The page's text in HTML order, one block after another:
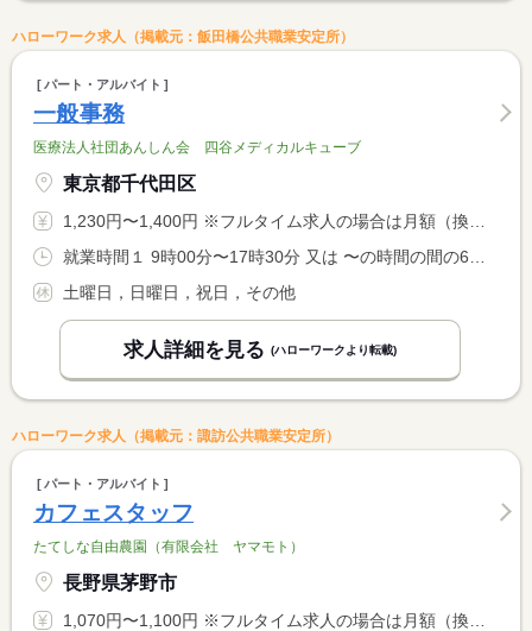
ハローワーク求人（掲載元：飯田橋公共職業安定所）
パート・アルバイト
一般事務
医療法人社団あんしん会 四谷メディカルキューブ
東京都千代田区
1,230円〜1,400円 ※フルタイム求人の場合は月額（換算額）、パート求人の場合は時間額を表示しています。
土曜日，日曜日，祝日，その他
求人詳細を見る (ハローワークより転載)
ハローワーク求人（掲載元：諏訪公共職業安定所）
パート・アルバイト
カフェスタッフ
たてしな自由農園（有限会社 ヤマモト）
長野県茅野市
1,070円〜1,100円 ※フルタイム求人の場合は月額（換算額）、パート求人の場合は時間額を表示しています。